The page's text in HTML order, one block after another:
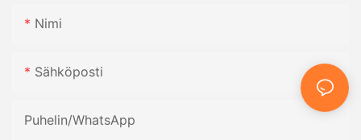
Nimi
Sähköposti
Puhelin/WhatsApp